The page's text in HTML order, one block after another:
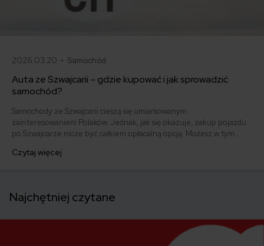
2026.03.20 • Samochód
Auta ze Szwajcarii – gdzie kupować i jak sprowadzić
samochód?
Samochody ze Szwajcarii cieszą się umiarkowanym
zainteresowaniem Polaków. Jednak, jak się okazuje, zakup pojazdu
po Szwajcarze może być całkiem opłacalną opcją. Możesz w tym
wyposażenie (Szwajcarzy przywykli do komfortu), a to wszystko w
Czytaj więcej
Najchętniej czytane